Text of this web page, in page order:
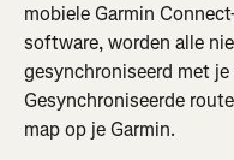
mobiele Garmin
software, worden alle
gesynchroniseerd met je
Gesynchroniseerde
map op je Garmin.